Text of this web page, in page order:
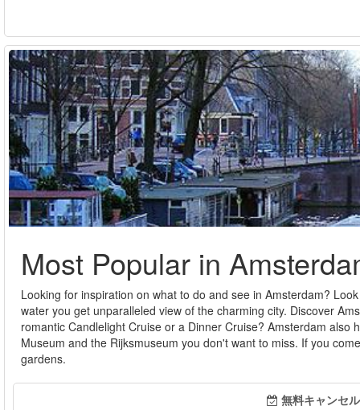
Most Popular in
Looking for inspiration on what to do and see in Amsterdam?
water you get unparalleled view of the charming city. Discover
romantic Candlelight Cruise or a Dinner Cruise? Amsterdam
Museum and the Rijksmuseum you don't want to miss. If you
gardens.
無料キャンセル